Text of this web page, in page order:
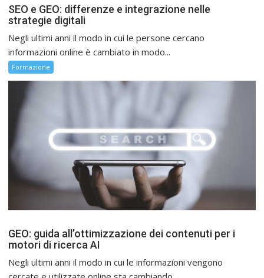
SEO e GEO: differenze e integrazione nelle
strategie digitali
Negli ultimi anni il modo in cui le persone cercano
informazioni online è cambiato in modo...
Formazione
GEO: guida all’ottimizzazione dei contenuti per i
motori di ricerca AI
Negli ultimi anni il modo in cui le informazioni vengono